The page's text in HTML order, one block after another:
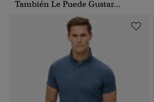
También Le Puede Gustar...